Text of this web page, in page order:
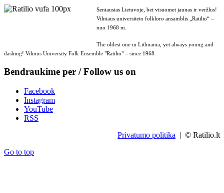
Seniausias Lietuvoje, bet visuomet jaunas ir veržlus!
Vilniaus universiteto folkloro ansamblis „Ratilio“ –
nuo 1968 m.
The oldest one in Lithuania, yet always young and
dashing! Vilnius University Folk Ensemble "Ratilio" – since 1968.
Bendraukime per / Follow us on
Facebook
Instagram
YouTube
RSS
Privatumo politika | © Ratilio.lt
Go to top